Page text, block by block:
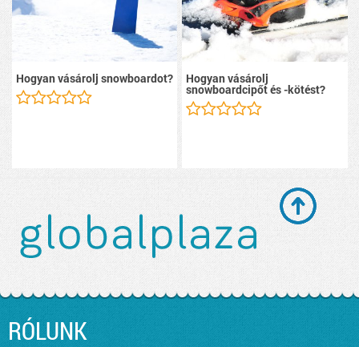
Hogyan vásárolj snowboardot? Hogyan vásárolj
snowboardcipőt és -kötést?
RÓLUNK